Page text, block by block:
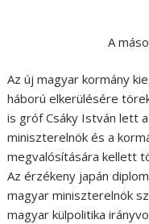
A
Az új magyar kormány
háború elkerülésére
is gróf Csáky István lett
miniszterelnök és a
megvalósítására kellett
Az érzékeny japán
magyar miniszterelnök
magyar külpolitika